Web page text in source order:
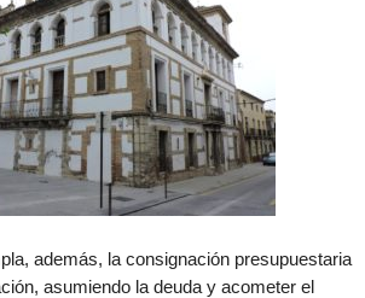
además, la consignación presupuestaria
asumiendo la deuda y acometer el